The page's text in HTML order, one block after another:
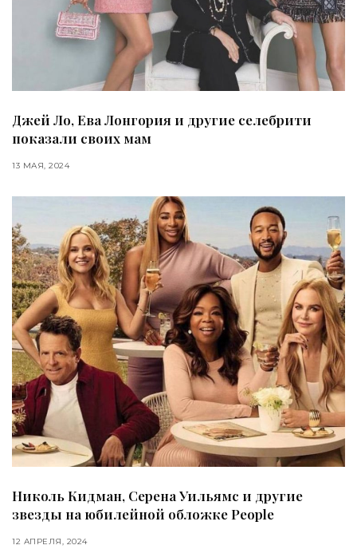
Джей Ло, Ева Лонгория и другие селебрити
показали своих мам
13 МАЯ, 2024
Николь Кидман, Серена Уильямс и другие
звезды на юбилейной обложке People
12 АПРЕЛЯ, 2024